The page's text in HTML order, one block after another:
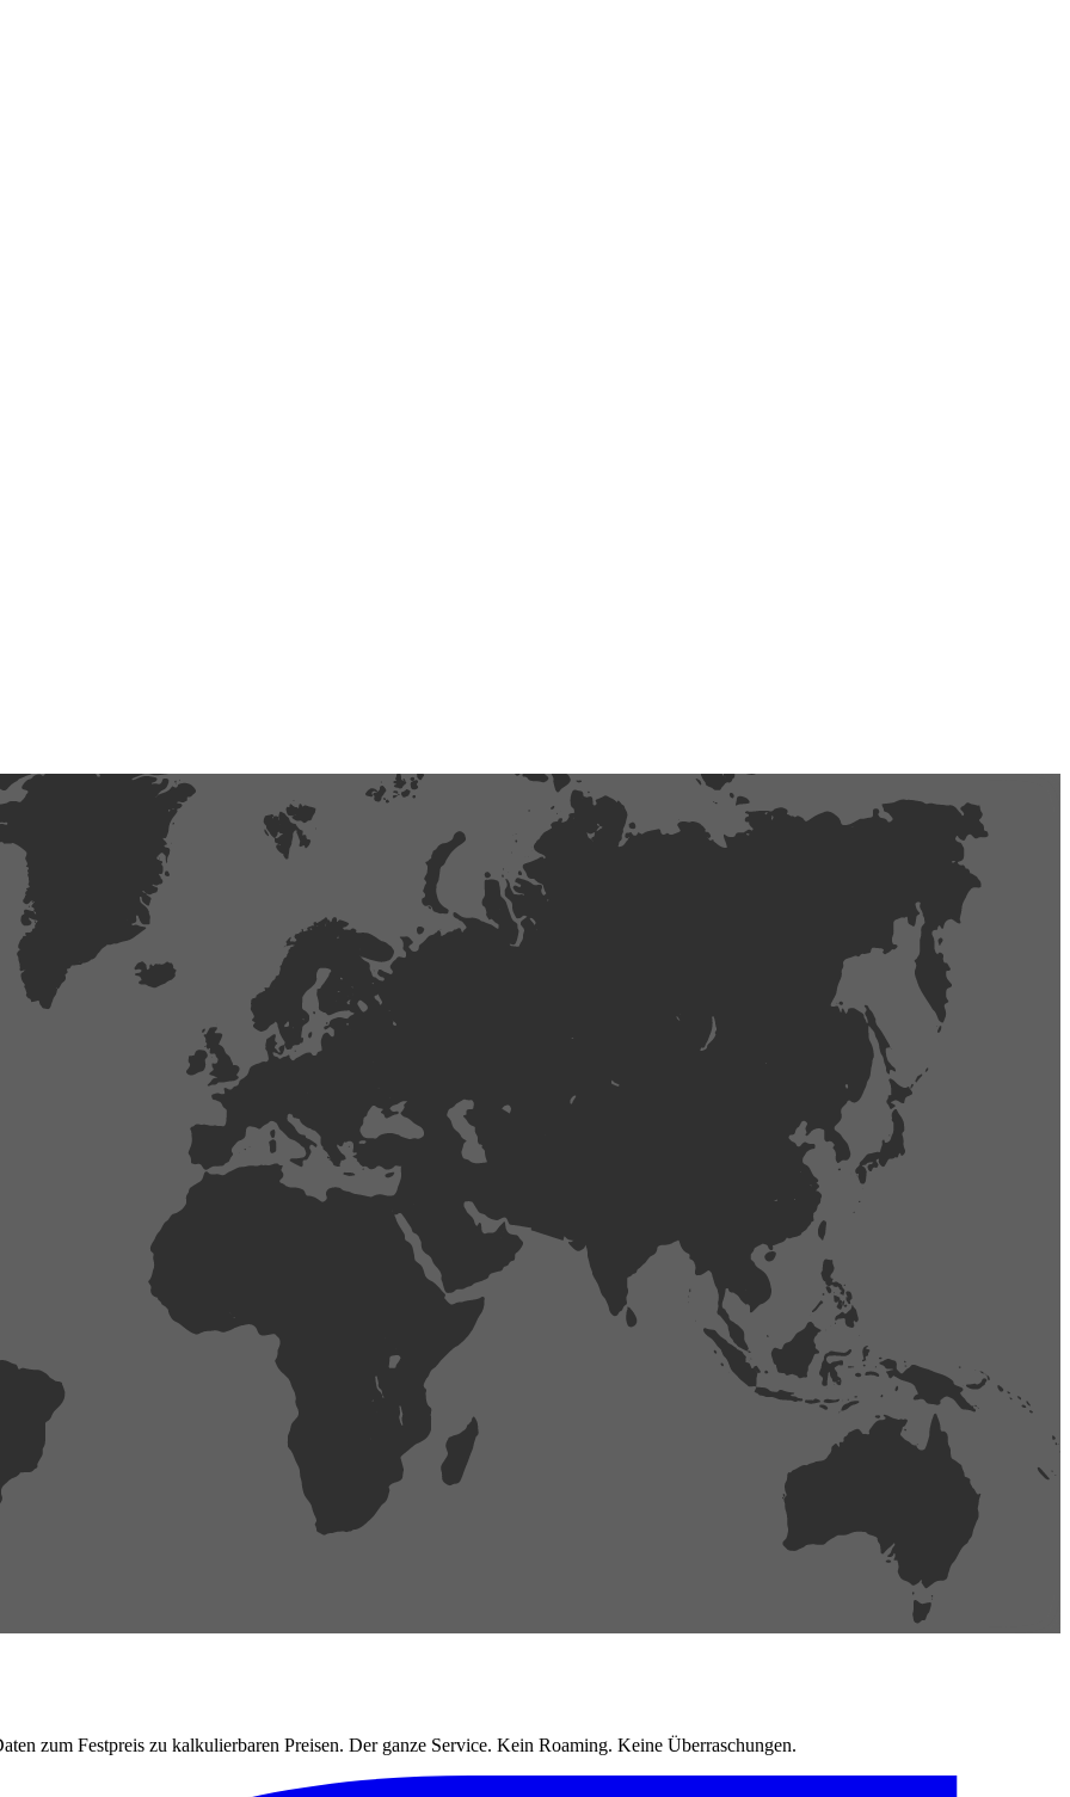
zum Festpreis zu kalkulierbaren Preisen. Der ganze Service. Kein Roaming. Keine Überraschungen.